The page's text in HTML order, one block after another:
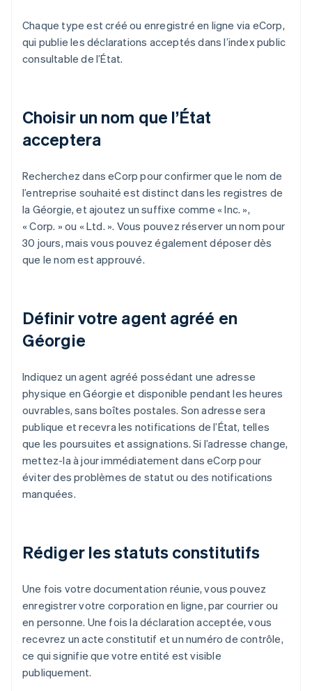
Chaque type est créé ou enregistré en ligne via eCorp,
qui publie les déclarations acceptés dans l’index public
consultable de l’État.
Choisir un nom que l’État
acceptera
Recherchez dans eCorp pour confirmer que le nom de
l’entreprise souhaité est distinct dans les registres de
la Géorgie, et ajoutez un suffixe comme « Inc. »,
« Corp. » ou « Ltd. ». Vous pouvez réserver un nom pour
30 jours, mais vous pouvez également déposer dès
que le nom est approuvé.
Définir votre agent agréé en
Géorgie
Indiquez un agent agréé possédant une adresse
physique en Géorgie et disponible pendant les heures
ouvrables, sans boîtes postales. Son adresse sera
publique et recevra les notifications de l’État, telles
que les poursuites et assignations. Si l’adresse change,
mettez-la à jour immédiatement dans eCorp pour
éviter des problèmes de statut ou des notifications
manquées.
Rédiger les statuts constitutifs
Une fois votre documentation réunie, vous pouvez
enregistrer votre corporation en ligne, par courrier ou
en personne. Une fois la déclaration acceptée, vous
recevrez un acte constitutif et un numéro de contrôle,
ce qui signifie que votre entité est visible
publiquement.